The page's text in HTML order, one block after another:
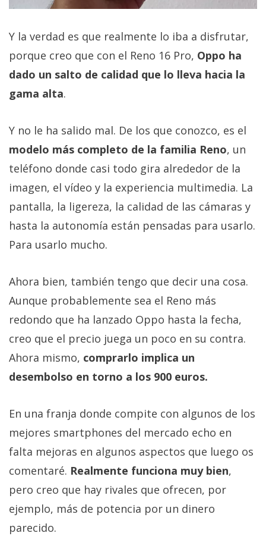
Y la verdad es que realmente lo iba a disfrutar,
porque creo que con el Reno 16 Pro, Oppo ha
dado un salto de calidad que lo lleva hacia la
gama alta.
Y no le ha salido mal. De los que conozco, es el
modelo más completo de la familia Reno, un
teléfono donde casi todo gira alrededor de la
imagen, el vídeo y la experiencia multimedia. La
pantalla, la ligereza, la calidad de las cámaras y
hasta la autonomía están pensadas para usarlo.
Para usarlo mucho.
Ahora bien, también tengo que decir una cosa.
Aunque probablemente sea el Reno más
redondo que ha lanzado Oppo hasta la fecha,
creo que el precio juega un poco en su contra.
Ahora mismo, comprarlo implica un
desembolso en torno a los 900 euros.
En una franja donde compite con algunos de los
mejores smartphones del mercado echo en
falta mejoras en algunos aspectos que luego os
comentaré. Realmente funciona muy bien,
pero creo que hay rivales que ofrecen, por
ejemplo, más de potencia por un dinero
parecido.